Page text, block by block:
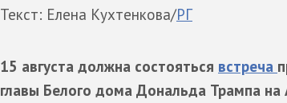
Текст: Елена Кухтенкова/РГ
15 августа должна состояться встреча
главы Белого дома Дональда Трампа